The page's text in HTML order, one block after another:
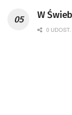
W
0 UDOST.